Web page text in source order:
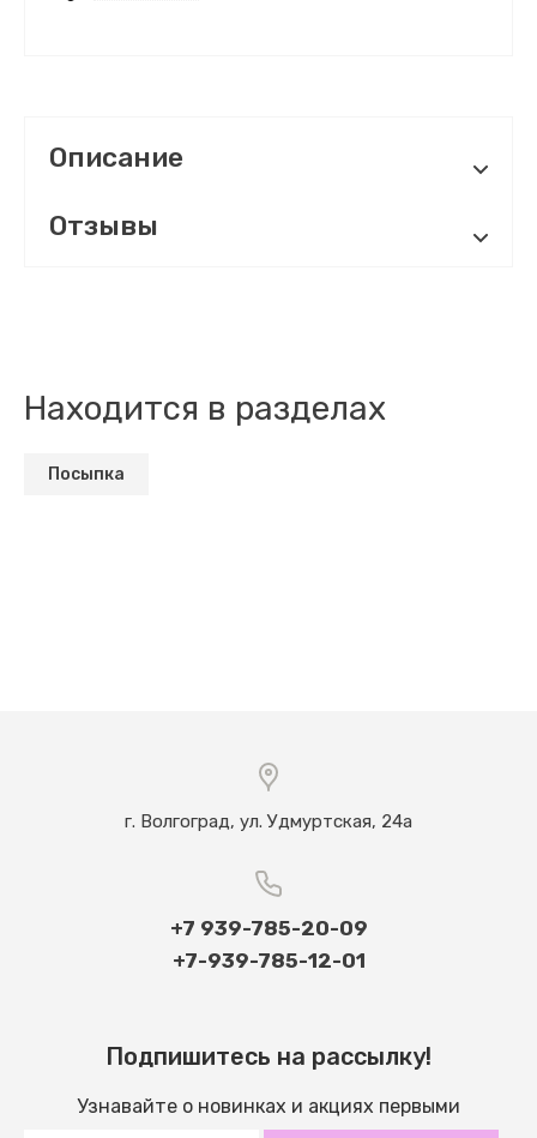
Описание
Отзывы
Находится в разделах
Посыпка
г. Волгоград, ул. Удмуртская, 24а
+7 939-785-20-09
+7-939-785-12-01
Подпишитесь на рассылку!
Узнавайте о новинках и акциях первыми